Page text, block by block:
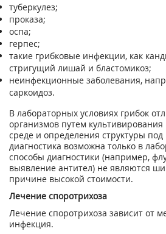
туберкулез;
проказа;
оспа;
герпес;
такие грибковые инфекции, как
стригущий лишай и бластомикоз;
неинфекционные заболевания,
саркоидоз.
В лабораторных условиях грибок
организмов путем культивирования
среде и определения структуры
диагностика возможна только в
способы диагностики (например,
выявление антител) не являются
причине высокой стоимости.
Лечение споротрихоза
Лечение споротрихоза зависит от
инфекция.